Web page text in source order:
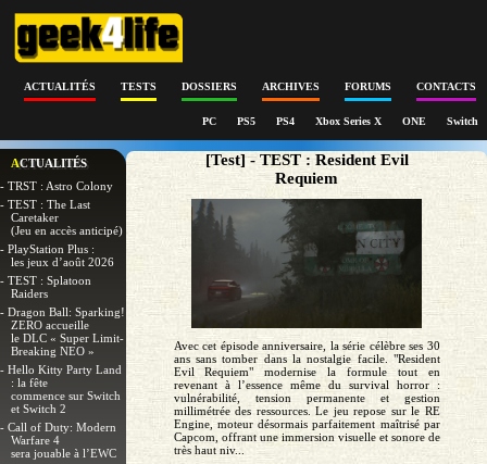
ACTUALITÉS TESTS DOSSIERS ARCHIVES FORUMS CONTACTS
PC PS5 PS4 Xbox Series X ONE Switch
ACTUALITÉS
- TRST : Astro Colony
- TEST : The Last
Caretaker
(Jeu en accès anticipé)
- PlayStation Plus :
les jeux d’août 2026
- TEST : Splatoon
Raiders
- Dragon Ball: Sparking!
ZERO accueille
le DLC « Super Limit-
Breaking NEO »
- Hello Kitty Party Land
: la fête
commence sur Switch
et Switch 2
- Call of Duty: Modern
Warfare 4
sera jouable à l’EWC
[Test] - TEST : Resident Evil
Requiem
Avec cet épisode anniversaire, la série célèbre ses 30
ans sans tomber dans la nostalgie facile. "Resident
Evil Requiem" modernise la formule tout en
revenant à l’essence même du survival horror :
vulnérabilité, tension permanente et gestion
millimétrée des ressources. Le jeu repose sur le RE
Engine, moteur désormais parfaitement maîtrisé par
Capcom, offrant une immersion visuelle et sonore de
très haut niv...